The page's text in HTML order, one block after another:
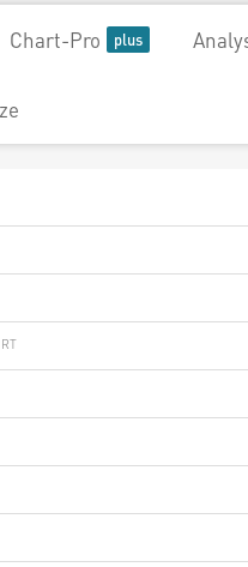
Chart-Pro